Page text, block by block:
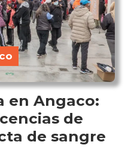
en Angaco:
de
de sangre